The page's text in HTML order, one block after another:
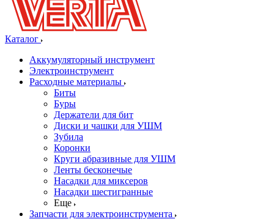
Каталог
Аккумуляторный инструмент
Электроинструмент
Расходные материалы
Биты
Буры
Держатели для бит
Диски и чашки для УШМ
Зубила
Коронки
Круги абразивные для УШМ
Ленты бесконечые
Насадки для миксеров
Насадки шестигранные
Еще
Запчасти для электроинструмента